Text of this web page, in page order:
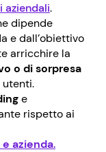
aziendali.
dipende
e dall’obiettivo
arricchire la
o di sorpresa
utenti.
e
rispetto ai
azienda.